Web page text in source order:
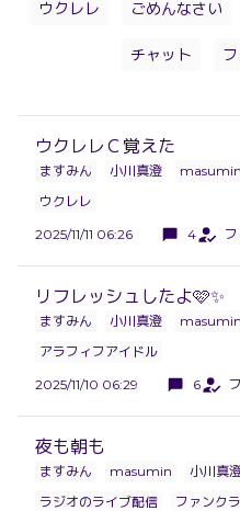
ウクレレ ごめんなさい
チャット
ウクレレＣ覚えた
ますみん 小川真澄 masumin
ウクレレ
2025/11/11 06:26
4
リフレッシュしたよ🩷✨
ますみん 小川真澄 masumin
アラフィフアイドル
2025/11/10 06:29
6
夜も朝も
ますみん masumin
小川真
ラジオのライブ配信
ファンク